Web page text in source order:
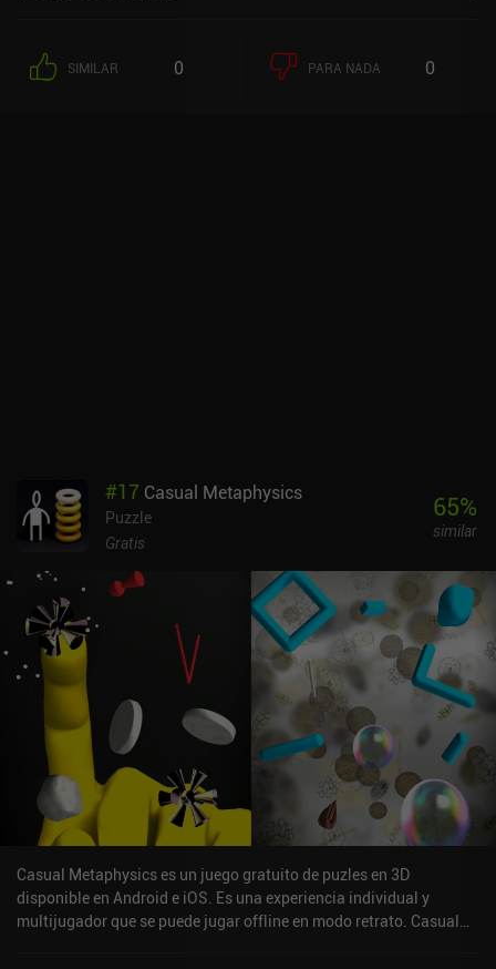
SIMILAR 0 PARA NADA 0
#17 Casual Metaphysics
Puzzle
Gratis
65%
similar
Casual Metaphysics es un juego gratuito de puzles en 3D
disponible en Android e iOS. Es una experiencia individual y
multijugador que se puede jugar offline en modo retrato. Casual